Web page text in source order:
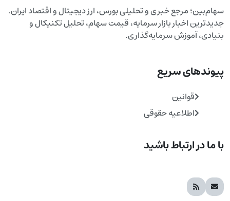
سهام‌بین؛ مرجع خبری و تحلیلی بورس، ارز دیجیتال و اقتصاد ایران.
جدیدترین اخبار بازار سرمایه، قیمت سهام، تحلیل تکنیکال و
بنیادی، آموزش سرمایه‌گذاری.
پیوندهای سریع
قوانین
اطلاعیه حقوقی
با ما در ارتباط باشید